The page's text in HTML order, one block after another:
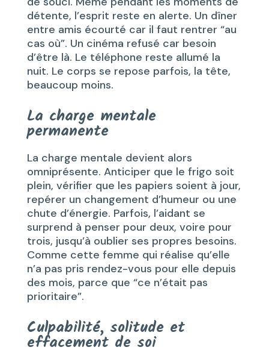
détente, l’esprit reste en alerte. Un dîner
entre amis écourté car il faut rentrer “au
cas où”. Un cinéma refusé car besoin
d’être là. Le téléphone reste allumé la
nuit. Le corps se repose parfois, la tête,
beaucoup moins.
La charge mentale
permanente
La charge mentale devient alors
omniprésente. Anticiper que le frigo soit
plein, vérifier que les papiers soient à jour,
repérer un changement d’humeur ou une
chute d’énergie. Parfois, l’aidant se
surprend à penser pour deux, voire pour
trois, jusqu’à oublier ses propres besoins.
Comme cette femme qui réalise qu’elle
n’a pas pris rendez-vous pour elle depuis
des mois, parce que “ce n’était pas
prioritaire”.
Culpabilité, solitude et
effacement de soi